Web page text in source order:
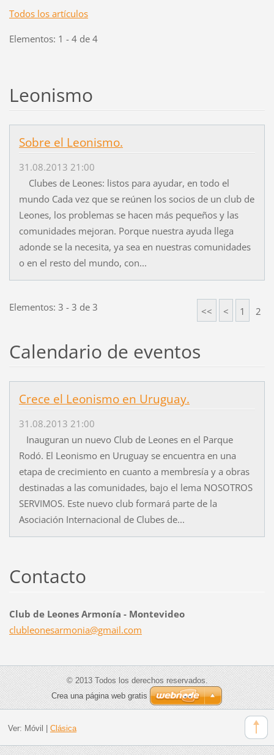
Todos los artículos
Elementos: 1 - 4 de 4
Leonismo
Sobre el Leonismo.
31.08.2013 21:00
Clubes de Leones: listos para ayudar, en todo el
mundo Cada vez que se reúnen los socios de un club de
Leones, los problemas se hacen más pequeños y las
comunidades mejoran. Porque nuestra ayuda llega
adonde se la necesita, ya sea en nuestras comunidades
o en el resto del mundo, con...
Elementos: 3 - 3 de 3 << < 1 2
Calendario de eventos
Crece el Leonismo en Uruguay.
31.08.2013 21:00
Inauguran un nuevo Club de Leones en el Parque
Rodó. El Leonismo en Uruguay se encuentra en una
etapa de crecimiento en cuanto a membresía y a obras
destinadas a las comunidades, bajo el lema NOSOTROS
SERVIMOS. Este nuevo club formará parte de la
Asociación Internacional de Clubes de...
Contacto
Club de Leones Armonía - Montevideo
clubleonesarmonia@gmail.com
© 2013 Todos los derechos reservados.
Crea una página web gratis
Ver: Móvil | Clásica